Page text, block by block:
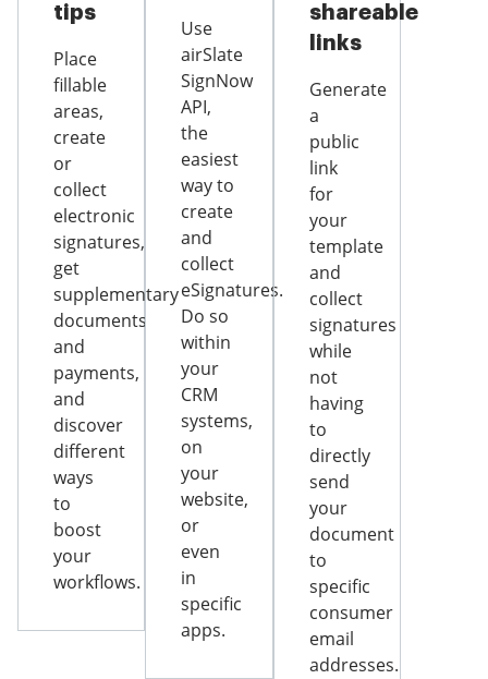
tips
Place
fillable
areas,
create
or
collect
electronic
signatures,
get
supplementary
documents
and
payments,
and
discover
different
ways
to
boost
your
workflows.
Use
airSlate
SignNow
API,
the
easiest
way to
create
and
collect
eSignatures.
Do so
within
your
CRM
systems,
on
your
website,
or
even
in
specific
apps.
shareable
links
Generate
a
public
link
for
your
template
and
collect
signatures
while
not
having
to
directly
send
your
document
to
specific
consumer
email
addresses.